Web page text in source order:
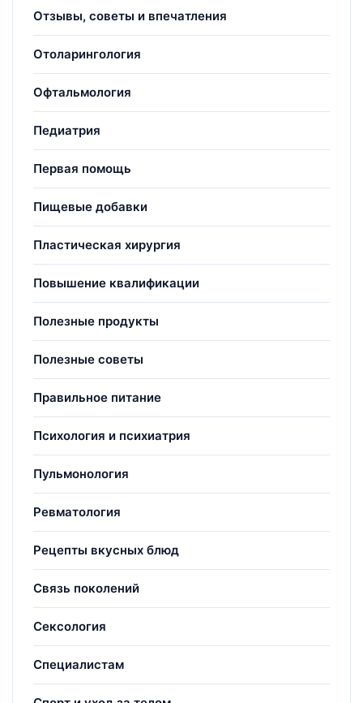
Отзывы, советы и впечатления
Отоларингология
Офтальмология
Педиатрия
Первая помощь
Пищевые добавки
Пластическая хирургия
Повышение квалификации
Полезные продукты
Полезные советы
Правильное питание
Психология и психиатрия
Пульмонология
Ревматология
Рецепты вкусных блюд
Связь поколений
Сексология
Специалистам